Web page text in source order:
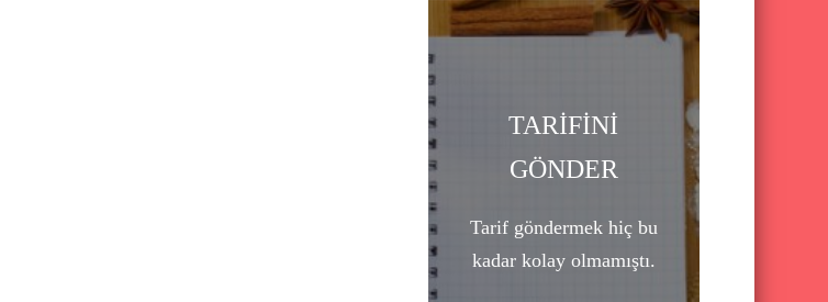
f
o
r
:
TARİFİNİ
GÖNDER
Tarif göndermek hiç bu
kadar kolay olmamıştı.